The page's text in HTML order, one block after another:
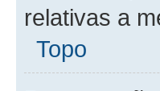
relativas a
Topo